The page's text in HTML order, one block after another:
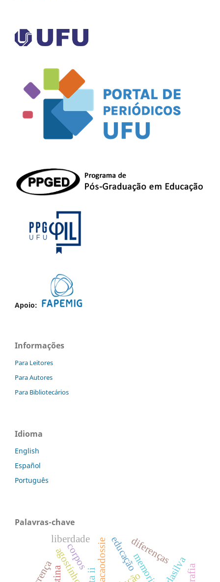
Apoio:
Informações
Para Leitores
Para Autores
Para Bibliotecários
Idioma
English
Español
Português
Palavras-chave
memorial
diferenças
corpos educação
crença
liberdade